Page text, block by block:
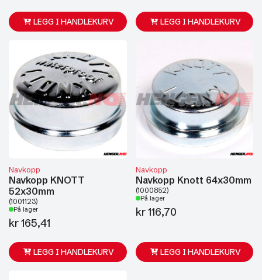
LEGG I HANDLEKURV LEGG I HANDLEKURV
Navkopp
Navkopp KNOTT
52x30mm
(1001123)
På lager
kr165,41
LEGG I HANDLEKURV
Navkopp
Navkopp Knott 64x30mm
(1000852)
På lager
kr116,70
LEGG I HANDLEKURV